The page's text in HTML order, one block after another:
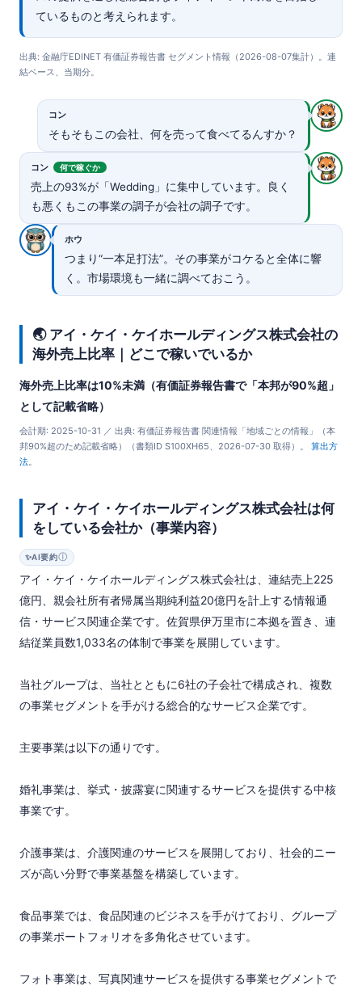
ているものと考えられます。
出典: 金融庁EDINET 有価証券報告書 セグメント情報（2026-08-07集計）。連
結ベース、当期分。
コン
そもそもこの会社、何を売って食べてるんすか？
コン 何で稼ぐか
売上の93%が「Wedding」に集中しています。良く
も悪くもこの事業の調子が会社の調子です。
ホウ
つまり“一本足打法”。その事業がコケると全体に響
く。市場環境も一緒に調べておこう。
🌏 アイ・ケイ・ケイホールディングス株式会社の
海外売上比率｜どこで稼いでいるか
海外売上比率は10%未満（有価証券報告書で「本邦が90%超」
として記載省略）
会計期: 2025-10-31 ／ 出典: 有価証券報告書 関連情報「地域ごとの情報」（本
邦90%超のため記載省略）（書類ID S100XH65、2026-07-30 取得）。 算出方
法
アイ・ケイ・ケイホールディングス株式会社は何
をしている会社か（事業内容）
✨AI要約ⓘ
アイ・ケイ・ケイホールディングス株式会社は、連結売上225
億円、親会社所有者帰属当期純利益20億円を計上する情報通
信・サービス関連企業です。佐賀県伊万里市に本拠を置き、連
結従業員数1,033名の体制で事業を展開しています。
当社グループは、当社とともに6社の子会社で構成され、複数
の事業セグメントを手がける総合的なサービス企業です。
主要事業は以下の通りです。
婚礼事業は、挙式・披露宴に関連するサービスを提供する中核
事業です。
介護事業は、介護関連のサービスを展開しており、社会的ニー
ズが高い分野で事業基盤を構築しています。
食品事業では、食品関連のビジネスを手がけており、グループ
の事業ポートフォリオを多角化させています。
フォト事業は、写真関連サービスを提供する事業セグメントで